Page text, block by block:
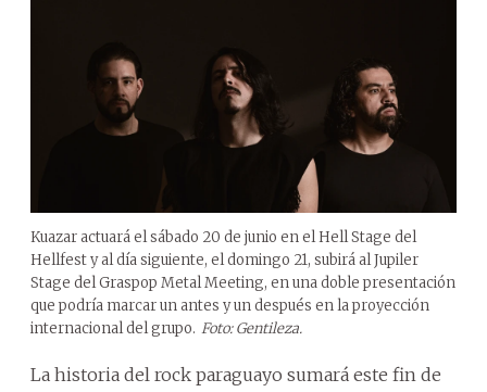
Kuazar actuará el sábado 20 de junio en el Hell Stage del
Hellfest y al día siguiente, el domingo 21, subirá al Jupiler
Stage del Graspop Metal Meeting, en una doble presentación
que podría marcar un antes y un después en la proyección
internacional del grupo. Foto: Gentileza.
La historia del rock paraguayo sumará este fin de